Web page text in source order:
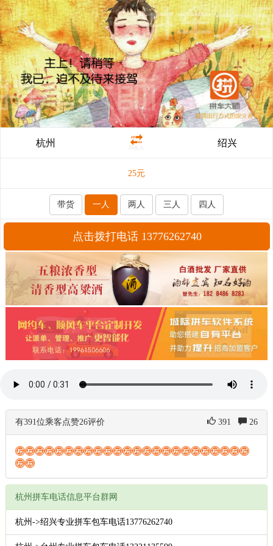
杭州 25元/人 绍兴
25元
带货 一人 两人 三人 四人
点击拨打电话 13776262740
有391位乘客点赞26评价 391 26
杭州拼车电话信息平台群网
杭州->绍兴专业拼车包车电话13776262740